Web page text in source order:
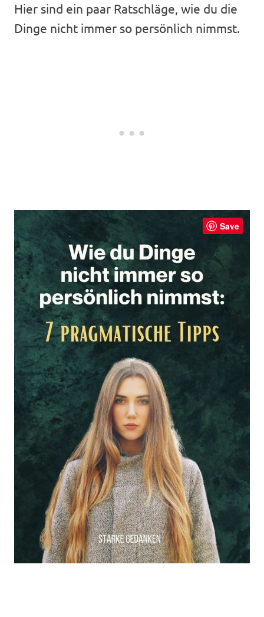
Hier sind ein paar Ratschläge, wie du die
Dinge nicht immer so persönlich nimmst.
Save